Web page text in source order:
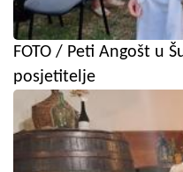
FOTO / Peti Angošt u
posjetitelje